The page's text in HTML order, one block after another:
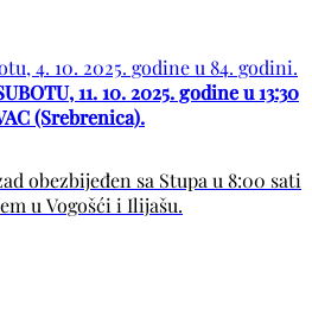
4. 10. 2025. godine u 84. godini.
11. 10. 2025. godine u 13:30
(Srebrenica).
obezbijeđen sa Stupa u 8:00 sati
u Vogošći i Ilijašu.